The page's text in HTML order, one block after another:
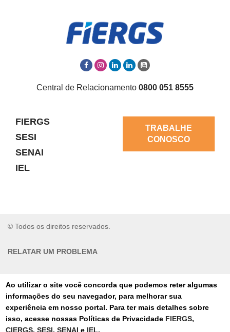
Ao utilizar o site você concorda que podemos reter algumas
informações do seu navegador, para melhorar sua
experiência em nosso portal. Para ter mais detalhes sobre
isso, acesse nossas Políticas de Privacidade FIERGS,
CIERGS,SESI,SENAIe IEL.
Central de Relacionamento 0800 051 8555
FIERGS
SESI
SENAI
IEL
TRABALHE
CONOSCO
© Todos os direitos reservados.
RELATAR UM PROBLEMA
PORTAL DE COMPRAS
TERMOS DE USO